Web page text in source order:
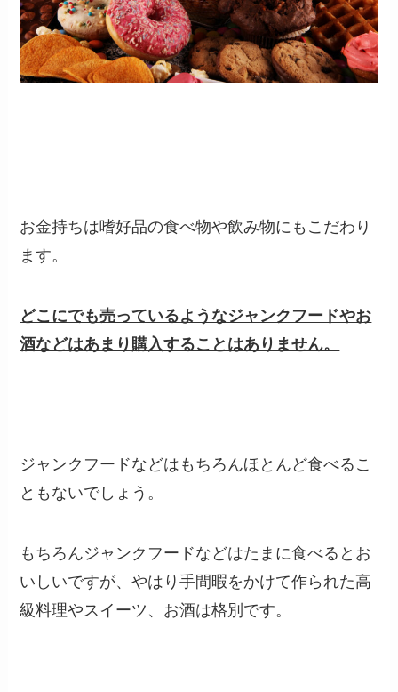
お金持ちは嗜好品の食べ物や飲み物にもこだわり
ます。
どこにでも売っているようなジャンクフードやお
酒などはあまり購入することはありません。
ジャンクフードなどはもちろんほとんど食べるこ
ともないでしょう。
もちろんジャンクフードなどはたまに食べるとお
いしいですが、やはり手間暇をかけて作られた高
級料理やスイーツ、お酒は格別です。